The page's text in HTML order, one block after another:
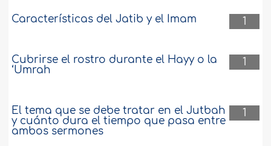
1
Características del Jatib y el Imam
1
Cubrirse el rostro durante el Hayy o la
‘Umrah
1
El tema que se debe tratar en el Jutbah
y cuánto dura el tiempo que pasa entre
ambos sermones